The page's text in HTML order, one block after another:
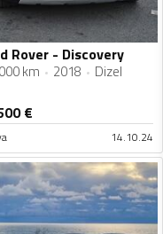
Rover - Discovery
km 2018 Dizel
€
14.10.24